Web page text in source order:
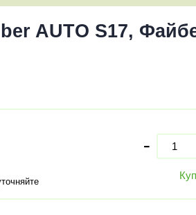
AUTO S17,
-